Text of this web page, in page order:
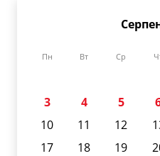
Пн Вт Ср
3
4 5
10
11 12
17
18 19